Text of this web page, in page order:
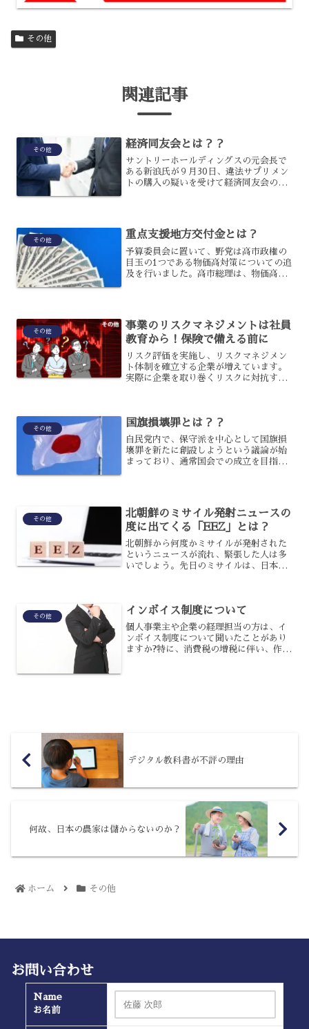
その他
関連記事
その他 経済同友会とは？？
サントリーホールディングスの元会長で
ある新浪氏が９月30日、違法サプリメン
トの購入の疑いを受けて経済同友会の代
どのような組織なのでし...
その他 重点支援地方交付金とは？
予算委員会に置いて、野党は高市政権の
目玉の1つである物価高対策についての追
及を行いました。高市総理は、物価高対
か？重点支援地方交付金に...
その他
事業のリスクマネジメントは社員
教育から！保険で備える前に
リスク評価を実施し、リスクマネジメン
ト体制を確立する企業が増えています。
実際に企業を取り巻くリスクに対抗する
その他 国旗損壊罪とは？？
自民党内で、保守派を中心として国旗損
壊罪を新たに創設しようという議論が始
まっており、通常国会での成立を目指し
うか？国旗損壊罪について...
その他
北朝鮮のミサイル発射ニュースの
度に出てくる「EEZ」とは？
北朝鮮から何度かミサイルが発射された
というニュースが流れ、緊張した人は多
いでしょう。先日のミサイルは、日本上
ょうか？EEZはいった...
その他 インボイス制度について
個人事業主や企業の経理担当の方は、イ
ンボイス制度について聞いたことがあり
ますか?特に、消費税の増税に伴い、作成
デジタル教科書が不評の理由
何故、日本の農家は儲からないのか？
ホーム その他
お問い合わせ
Name
お名前